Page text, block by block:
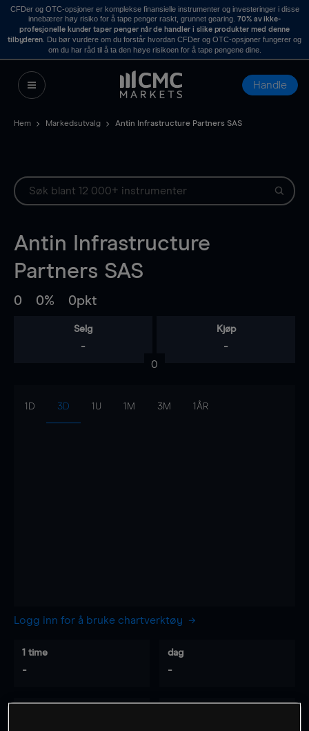
CFDer og OTC-opsjoner er komplekse finansielle instrumenter og investeringer i disse
innebærer høy risiko for å tape penger raskt, grunnet gearing. 70% av ikke-
profesjonelle kunder taper penger når de handler i slike produkter med denne
tilbyderen . Du bør vurdere om du forstår hvordan CFDer og OTC-opsjoner fungerer og
om du har råd til å ta den høye risikoen for å tape pengene dine.
Handle
Hem Markedsutvalg Antin Infrastructure Partners SAS
Antin Infrastructure
Partners SAS
0 0% 0pkt
Selg
-
Kjøp
-
0
1D 3D 1U 1M 3M 1ÅR
Logg inn for å bruke chartverktøy
1 time
-
dag
-